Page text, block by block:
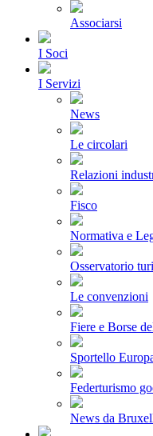
Associarsi
I Soci
I Servizi
News
Le circolari
Relazioni
Fisco
Normativa e
Osservatorio
Le convenzioni
Fiere e Borse
Sportello
Federturismo
News da